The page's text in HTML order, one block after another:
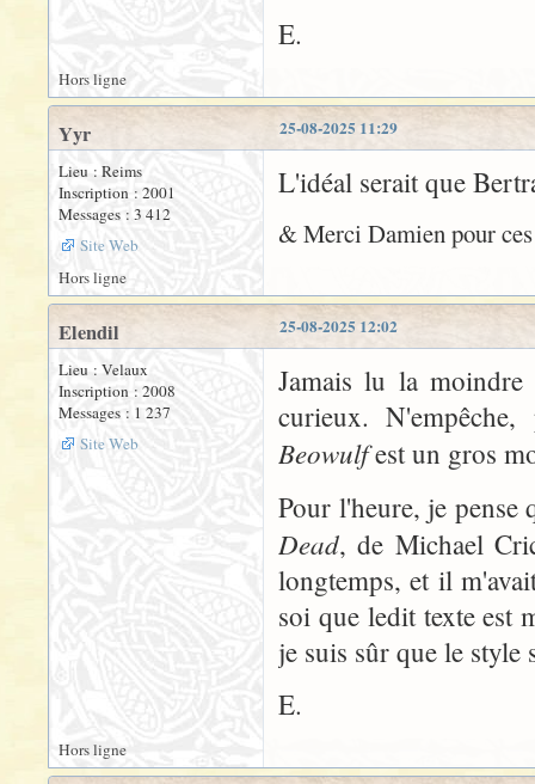
E.
Hors ligne
25-08-2025 11:29
Yyr
Lieu : Reims
Inscription : 2001
Messages : 3 412
Site Web
L'idéal serait que
& Merci Damien pour
Hors ligne
25-08-2025 12:02
Elendil
Lieu : Velaux
Inscription : 2008
Messages : 1 237
Site Web
Jamais lu la
curieux.
Beowulfest un gros
Pour l'heure, je
Dead, de Michael
longtemps, et il
soi que ledit texte est
je suis sûr que le
E.
Hors ligne